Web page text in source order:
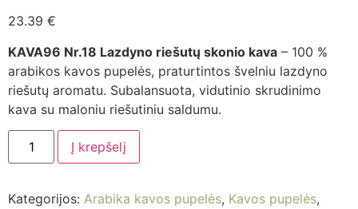
23.39 €
KAVA96 Nr.18 Lazdyno riešutų skonio kava – 100 %
arabikos kavos pupelės, praturtintos švelniu lazdyno
riešutų aromatu. Subalansuota, vidutinio skrudinimo
kava su maloniu riešutiniu saldumu.
Į krepšelį
Kategorijos: Arabika kavos pupelės, Kavos pupelės,